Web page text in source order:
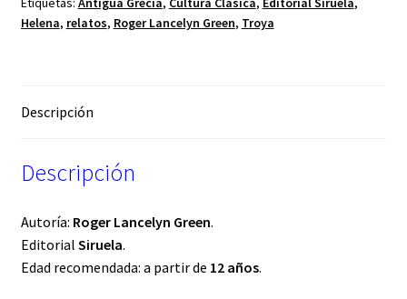
Helena, relatos, Roger Lancelyn Green, Troya
Descripción
Descripción
Autoría: Roger Lancelyn Green.
Editorial Siruela.
Edad recomendada: a partir de 12 años.